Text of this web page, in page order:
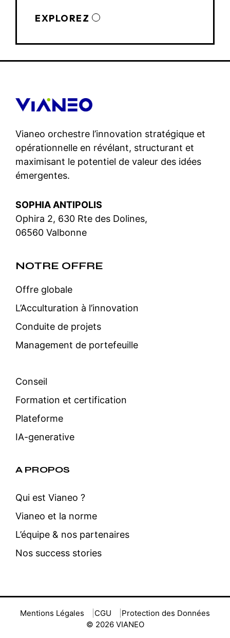
EXPLOREZ
Vianeo orchestre l’innovation stratégique et
opérationnelle en révélant, structurant et
maximisant le potentiel de valeur des idées
émergentes.
SOPHIA ANTIPOLIS
Ophira 2, 630 Rte des Dolines,
06560 Valbonne
NOTRE OFFRE
Offre globale
L’Acculturation à l’innovation
Conduite de projets
Management de portefeuille
Conseil
Formation et certification
Plateforme
IA-generative
A PROPOS
Qui est Vianeo ?
Vianeo et la norme
L’équipe & nos partenaires
Nos success stories
Mentions Légales CGU
Protection des Données
© 2026 VIANEO